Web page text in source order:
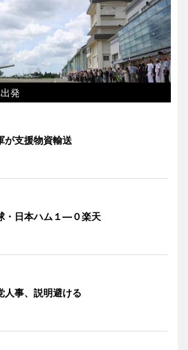
発
が支援物資輸送
・日本ハム１―０楽天
人事、説明避ける